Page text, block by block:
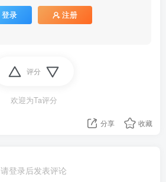
登录 注册
评分
欢迎为Ta评分
分享 收藏
请登录后发表评论